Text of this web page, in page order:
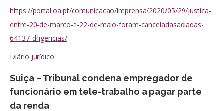
https://portal.oa.pt/comunicacao/imprensa/2020/05/29/justica-
entre-20-de-marco-e-22-de-maio-foram-canceladasadiadas-
64137-diligencias/
Diário Jurídico
Suiça – Tribunal condena empregador de
funcionário em tele-trabalho a pagar parte
da renda